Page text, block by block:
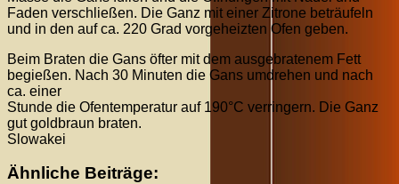
Faden verschließen. Die Ganz mit einer Zitrone beträufeln
und in den auf ca. 220 Grad vorgeheizten Ofen geben.
Beim Braten die Gans öfter mit dem ausgebratenem Fett
begießen. Nach 30 Minuten die Gans umdrehen und nach
ca. einer
Stunde die Ofentemperatur auf 190°C verringern. Die Ganz
gut goldbraun braten.
Slowakei
Ähnliche Beiträge: